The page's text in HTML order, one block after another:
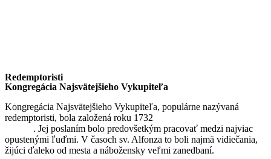
Redemptoristi
Kongregácia Najsvätejšieho Vykupiteľa
Kongregácia Najsvätejšieho Vykupiteľa, populárne nazývaná
redemptoristi, bola založená roku 1732
. Jej poslaním bolo predovšetkým pracovať medzi najviac
opustenými ľuďmi. V časoch sv. Alfonza to boli najmä vidiečania,
žijúci ďaleko od mesta a nábožensky veľmi zanedbaní.